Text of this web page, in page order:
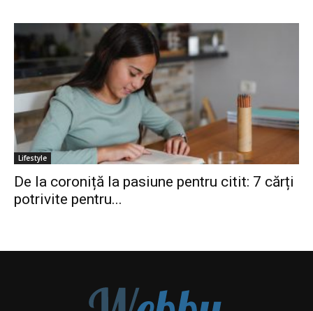
Lifestyle
De la coroniță la pasiune pentru citit: 7 cărți
potrivite pentru...